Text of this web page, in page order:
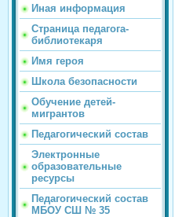
Иная информация
Страница педагога-
библиотекаря
Имя героя
Школа безопасности
Обучение детей-
мигрантов
Педагогический состав
Электронные
образовательные
ресурсы
Педагогический состав
МБОУ СШ № 35